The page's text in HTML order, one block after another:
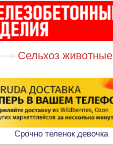
Сельхоз животные
Срочно теленок девочка